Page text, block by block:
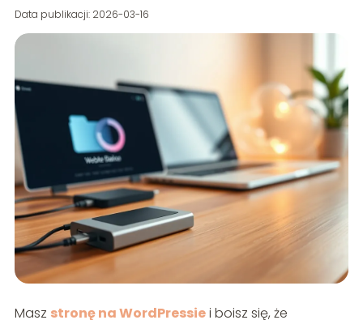
Data publikacji: 2026-03-16
Masz stronę na WordPressiei boisz się, że